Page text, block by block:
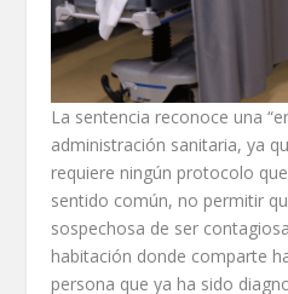
La sentencia reconoce una
administración sanitaria, ya
requiere ningún protocolo
sentido común, no permitir
sospechosa de ser
habitación donde comparte
persona que ya ha sido